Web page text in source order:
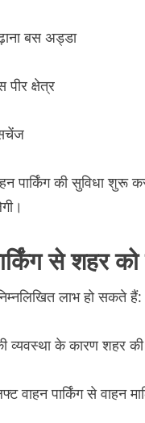
बस अड्डा
पीर क्षेत्र
पार्किंग की सुविधा शुरू
से शहर को
लाभ हो सकते हैं:
व्यवस्था के कारण शहर
वाहन पार्किंग से वाहन